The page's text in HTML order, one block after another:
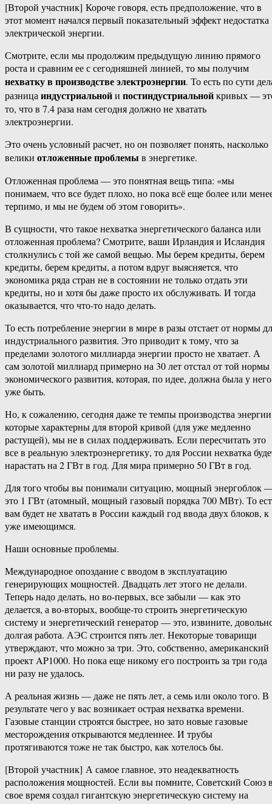
[Второй участник] Короче говоря, есть предположение, что в
этот момент начался первый показательный эффект недостатка
электрической энергии.
Смотрите, если мы продолжим предыдущую линию прямого
роста и сравним ее с сегодняшней линией, то мы получим
нехватку в производстве электроэнергии. То есть по сути
разницаиндустриальнойи постиндустриальнойкривых —
то, что в 7.4 раза нам сегодня должно не хватать
электроэнергии.
Это очень условный расчет, но он позволяет понять, насколько
велики отложенные проблемы в энергетике.
Отложенная проблема — это понятная вещь типа: «мы
понимаем, что все будет плохо, но пока всё еще более или
терпимо, и мы не будем об этом говорить».
В сущности, что такое нехватка энергетического баланса или
отложенная проблема? Смотрите, ваши Ирландия и Исландия
столкнулись с той же самой вещью. Мы берем кредиты, берем
кредиты, берем кредиты, а потом вдруг выясняется, что
экономика ряда стран не в состоянии не только отдать эти
кредиты, но и хотя бы даже просто их обслуживать. И тогда
оказывается, что что-​то надо делать.
То есть потребление энергии в мире в разы отстает от нормы
индустриального развития. Это приводит к тому, что за
пределами золотого миллиарда энергии просто не хватает. А
сам золотой миллиард примерно на 30 лет отстал от той нормы
экономического развития, которая, по идее, должна была у него
уже быть.
Но, к сожалению, сегодня даже те темпы производства
которые характерны для второй кривой (для уже медленно
растущей), мы не в силах поддерживать. Если пересчитать это
все в реальную электроэнергетику, то для России нехватка
нарастать на 2 ГВт в год. Для мира примерно 50 ГВт в год.
Для того чтобы вы понимали ситуацию, мощный энергоблок
это 1 ГВт (атомный, мощный газовый порядка 700 МВт). То
вам будет не хватать в России каждый год ввода двух блоков, к
уже имеющимся.
Наши основные проблемы.
Международное опоздание с вводом в эксплуатацию
генерирующих мощностей. Двадцать лет этого не делали.
Теперь надо делать, но во-​первых, все забыли — как это
делается, а во-​вторых, вообще-​то строить энергетическую
систему и энергетический генератор — это, извините,
долгая работа. АЭС строится пять лет. Некоторые товарищи
утверждают, что можно за три. Это, собственно, американский
проект AP1000. Но пока еще никому его построить за три года
ни разу не удалось.
А реальная жизнь — даже не пять лет, а семь или около того. В
результате чего у вас возникает острая нехватка времени.
Газовые станции строятся быстрее, но зато новые газовые
месторождения открываются медленнее. И трубы
протягиваются тоже не так быстро, как хотелось бы.
[Второй участник] А самое главное, это неадекватность
расположения мощностей. Если вы помните, Советский Союз
свое время создал гигантскую энергетическую систему на